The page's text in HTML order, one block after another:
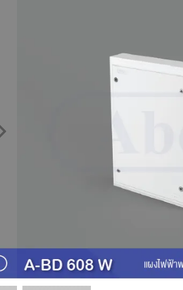
รายละเอียดสินค้า
จาก Abco ที่ถูกอ
ระบบและปลอดภัย เหมาะสำหรับ
อุตสาหกรรม ด้วยการจัดระเบียบ
พร้อมรองรับการขยายระบบในอนา
รุ่น A-BD จาก Abco
และรับน้ำหนักอุปกรณ์ที่นำมาติดตั้
จำนวนมาก มีรูปแบบที่สวยงาม ทั
คุณสมบัติเด่น